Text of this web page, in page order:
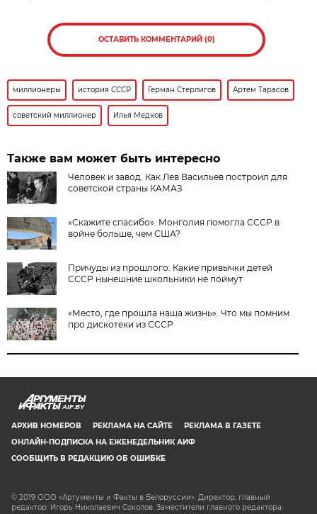
ОСТАВИТЬ КОММЕНТАРИЙ (0)
миллионеры история СССР Герман Стерлигов Артем Тарасов
советский миллионер Илья Медков
Также вам может быть интересно
Человек и завод. Как Лев Васильев построил для
советской страны КАМАЗ
«Скажите спасибо». Монголия помогла СССР в
войне больше, чем США?
Причуды из прошлого. Какие привычки детей
СССР нынешние школьники не поймут
«Место, где прошла наша жизнь». Что мы помним
про дискотеки из СССР
AIF.BY
АРХИВ НОМЕРОВ РЕКЛАМА НА САЙТЕ
РЕКЛАМА В ГАЗЕТЕ
ОНЛАЙН-ПОДПИСКА НА ЕЖЕНЕДЕЛЬНИК АИФ
СООБЩИТЬ В РЕДАКЦИЮ ОБ ОШИБКЕ
© 2019 ООО «Аргументы и Факты в Белоруссии». Директор, главный
редактор: Игорь Николаевич Соколов. Заместители главного редактора: